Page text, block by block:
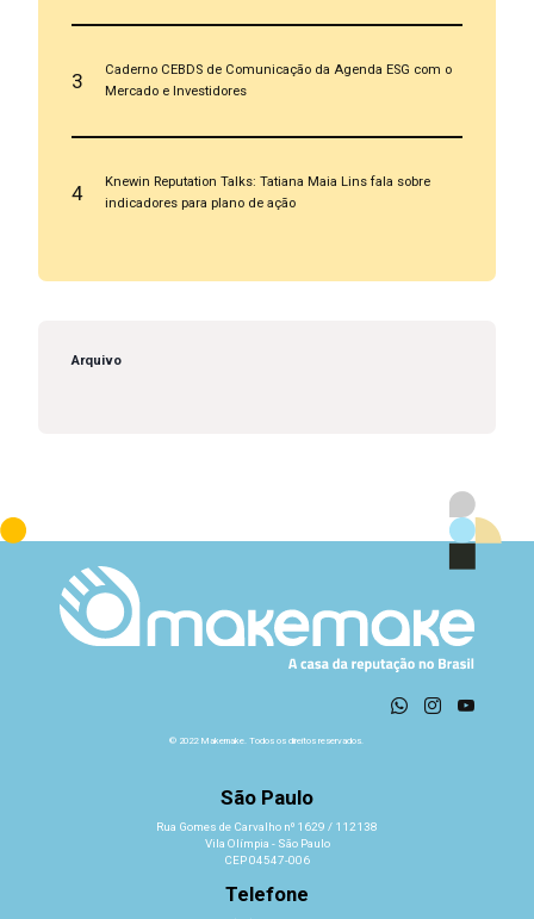
3
Caderno CEBDS de Comunicação da Agenda ESG com o
Mercado e Investidores
4
Knewin Reputation Talks: Tatiana Maia Lins fala sobre
indicadores para plano de ação
Arquivo
© 2022 Makemake. Todos os direitos reservados.
São Paulo
Rua Gomes de Carvalho nº 1629 / 112138
Vila Olímpia - São Paulo
CEP 04547-006
Telefone